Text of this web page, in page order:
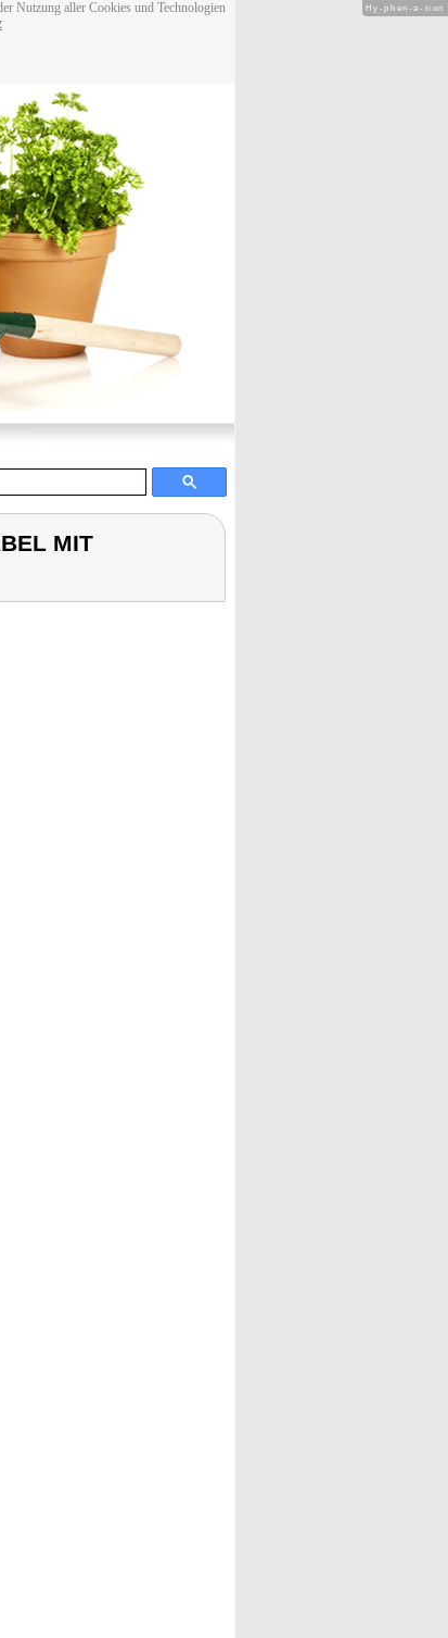
Nutzung aller Cookies und Technologien
MIT
Hy-phen-a-tion